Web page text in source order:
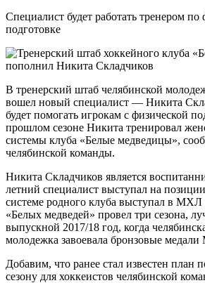
Специалист будет работать тренером по
подготовке
В тренерский штаб челябинской
вошел новый специалист — Никита
будет помогать игрокам с физической
прошлом сезоне Никита тренировал
системы клуба «Белые медведицы»,
челябинской команды.
Никита Складчиков является
летний специалист выступал на
системе родного клуба выступал в
«Белых медведей» провел три сезона,
выпускной 2017/18 год, когда
молодежка завоевала бронзовые
Добавим, что ранее стал известен план
сезону для хоккеистов челябинской